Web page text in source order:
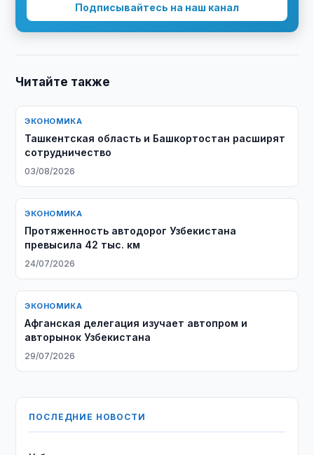
Подписывайтесь на наш канал
Читайте также
ЭКОНОМИКА
Ташкентская область и Башкортостан расширят
сотрудничество
03/08/2026
ЭКОНОМИКА
Протяженность автодорог Узбекистана
превысила 42 тыс. км
24/07/2026
ЭКОНОМИКА
Афганская делегация изучает автопром и
авторынок Узбекистана
29/07/2026
ПОСЛЕДНИЕ НОВОСТИ